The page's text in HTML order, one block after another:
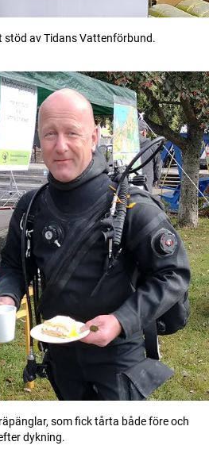
stöd av Tidans Vattenförbund.
som fick tårta både före och
dykning.